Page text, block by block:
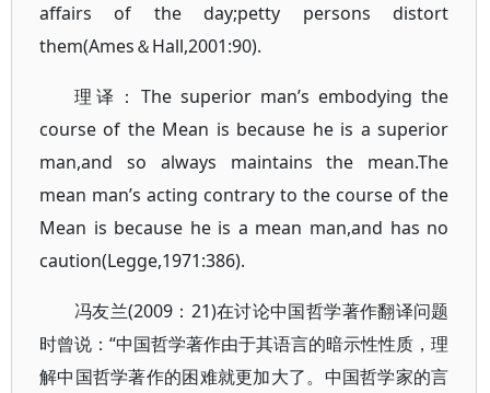
affairs of the day;petty persons distort
them(Ames＆Hall,2001:90).
理译：The superior man’s embodying the
course of the Mean is because he is a superior
man,and so always maintains the mean.The
mean man’s acting contrary to the course of the
Mean is because he is a mean man,and has no
caution(Legge,1971:386).
冯友兰(2009：21)在讨论中国哲学著作翻译问题
时曾说：“中国哲学著作由于其语言的暗示性性质，理
解中国哲学著作的困难就更加大了。中国哲学家的言